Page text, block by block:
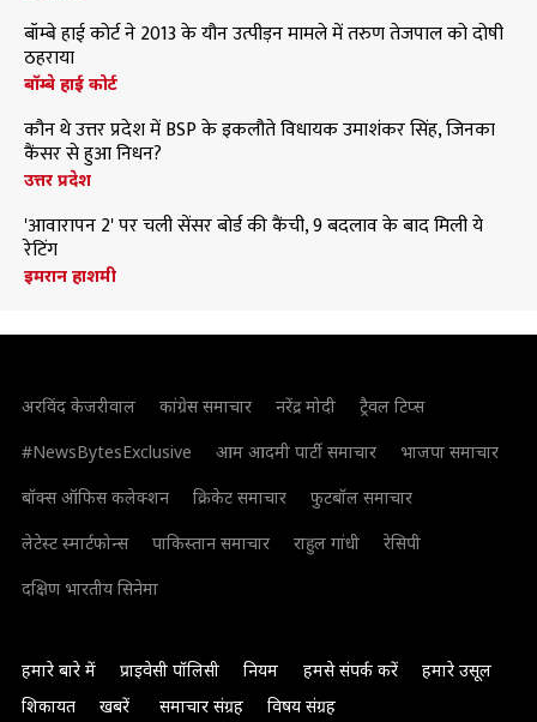
बॉम्बे हाई कोर्ट ने 2013 के यौन उत्पीड़न मामले में तरुण तेजपाल को दोषी
ठहराया
बॉम्बे हाई कोर्ट
कौन थे उत्तर प्रदेश में BSP के इकलौते विधायक उमाशंकर सिंह, जिनका
कैंसर से हुआ निधन?
उत्तर प्रदेश
'आवारापन 2' पर चली सेंसर बोर्ड की कैंची, 9 बदलाव के बाद मिली ये
रेटिंग
इमरान हाशमी
अरविंद केजरीवाल कांग्रेस समाचार नरेंद्र मोदी
ट्रैवल टिप्स
#NewsBytesExclusive
आम आदमी पार्टी समाचार
भाजपा समाचार
बॉक्स ऑफिस कलेक्शन
क्रिकेट समाचार
फुटबॉल समाचार
लेटेस्ट स्मार्टफोन्स
पाकिस्तान समाचार राहुल गांधी
रेसिपी
दक्षिण भारतीय सिनेमा
हमारे बारे में प्राइवेसी पॉलिसी नियम हमसे संपर्क करें
हमारे उसूल
शिकायत
खबरें समाचार संग्रह विषय संग्रह